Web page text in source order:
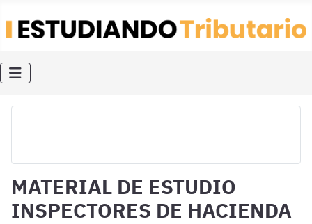
MATERIAL DE ESTUDIO
INSPECTORES DE HACIENDA